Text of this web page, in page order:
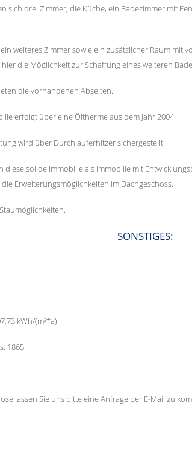
sich drei Zimmer, die Küche, ein Badezimmer mit
weiteres Zimmer sowie ein zusätzlicher Raum mit
die Möglichkeit zur Schaffung eines weiteren
die vorhandenen Abseiten.
erfolgt über eine Öltherme aus dem Jahr 2004.
wird über Durchlauferhitzer sichergestellt.
diese solide Immobilie als Immobilie mit
Erweiterungsmöglichkeiten im Dachgeschoss.
SONSTIGES:
kWh/(m²*a)
1865
lassen Sie uns bitte eine Anfrage per E-Mail zu